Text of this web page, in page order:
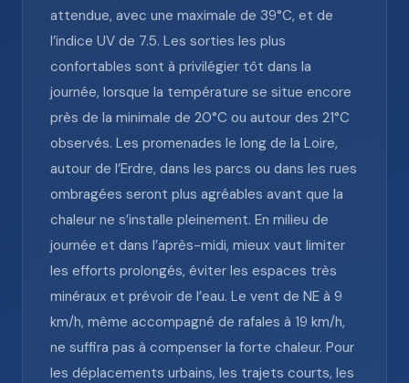
attendue, avec une maximale de 39°C, et de
l’indice UV de 7.5. Les sorties les plus
confortables sont à privilégier tôt dans la
journée, lorsque la température se situe encore
près de la minimale de 20°C ou autour des 21°C
observés. Les promenades le long de la Loire,
autour de l’Erdre, dans les parcs ou dans les rues
ombragées seront plus agréables avant que la
chaleur ne s’installe pleinement. En milieu de
journée et dans l’après-midi, mieux vaut limiter
les efforts prolongés, éviter les espaces très
minéraux et prévoir de l’eau. Le vent de NE à 9
km/h, même accompagné de rafales à 19 km/h,
ne suffira pas à compenser la forte chaleur. Pour
les déplacements urbains, les trajets courts, les